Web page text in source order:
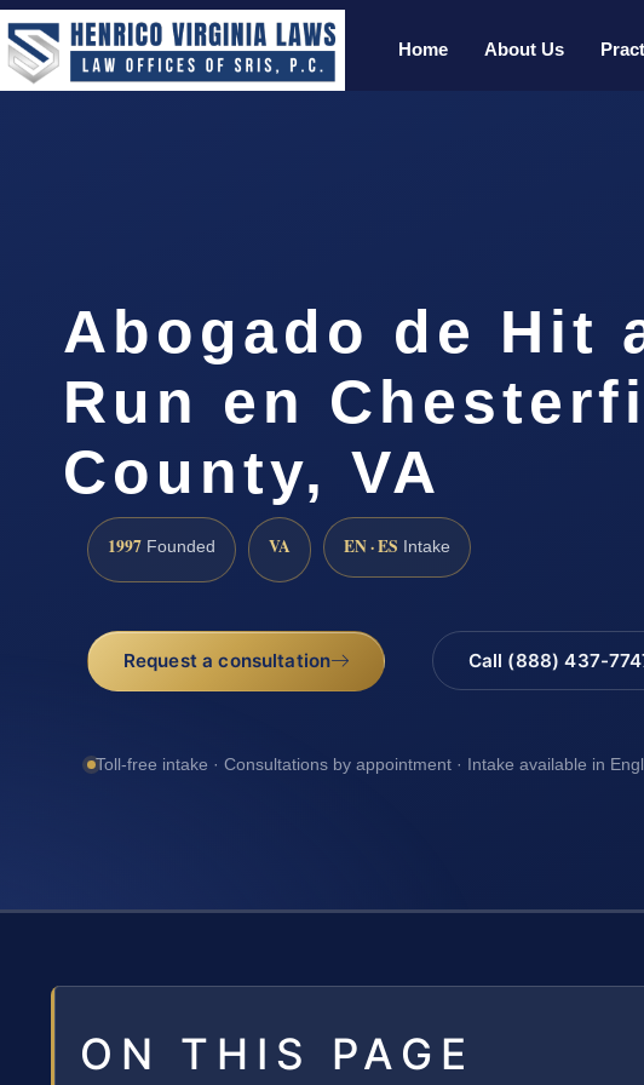
Home About Us
Abogado de Hit
Run en
County, VA
1997 Founded VA EN · ES Intake
Request a consultation Call (888) 437-
Toll-free intake · Consultations by appointment · Intake available in
ON THIS PAGE